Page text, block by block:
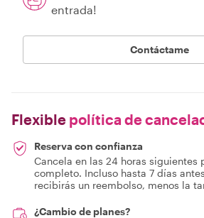
entrada!
Contáctame
Flexible política de
Reserva con confianza
Cancela en las 24 horas siguientes
completo. Incluso hasta 7 días
recibirás un reembolso, menos la
¿Cambio de planes?